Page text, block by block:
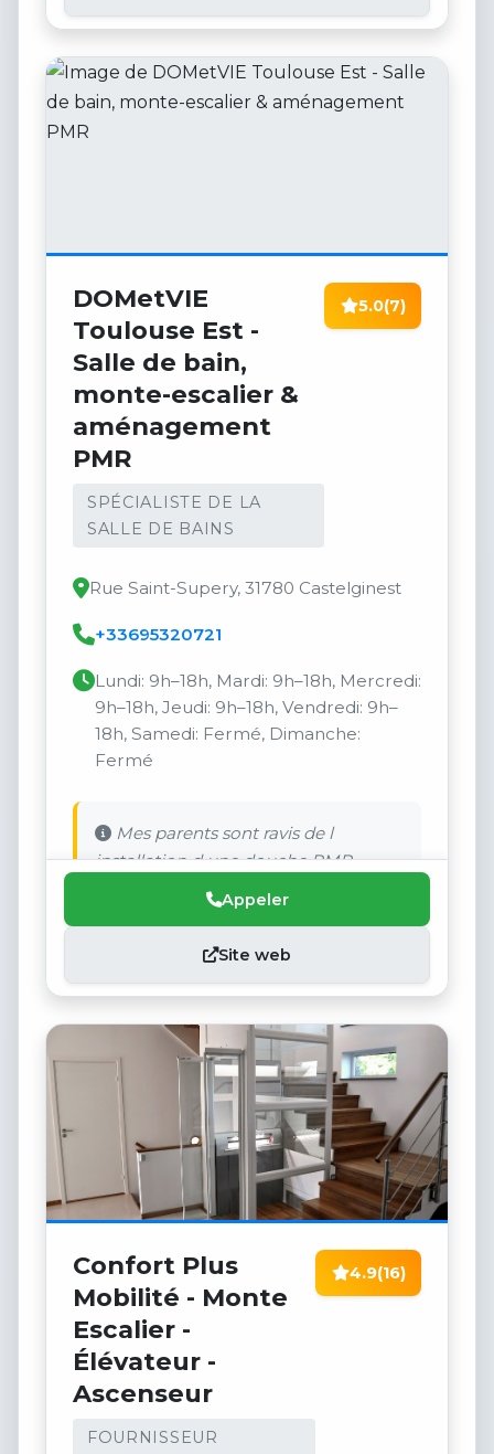
DOMetVIE
Toulouse Est -
Salle de bain,
monte-escalier &
aménagement
PMR
SPÉCIALISTE DE LA
SALLE DE BAINS
5.0(7)
Rue Saint-Supery, 31780 Castelginest
+33695320721
Lundi: 9h–18h, Mardi: 9h–18h, Mercredi:
9h–18h, Jeudi: 9h–18h, Vendredi: 9h–
18h, Samedi: Fermé, Dimanche:
Fermé
Mes parents sont ravis de l
installation d une douche PMR.
Appeler
Site web
Confort Plus
Mobilité - Monte
Escalier -
Élévateur -
Ascenseur
FOURNISSEUR
4.9(16)